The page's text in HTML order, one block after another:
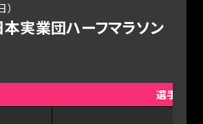
実業団ハーフマラソン
選手